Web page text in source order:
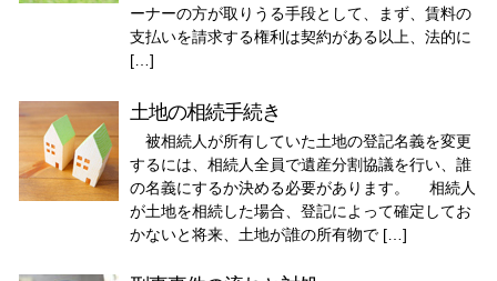
ーナーの方が取りうる手段として、まず、賃料の
支払いを請求する権利は契約がある以上、法的に
[…]
土地の相続手続き
被相続人が所有していた土地の登記名義を変更
するには、相続人全員で遺産分割協議を行い、誰
の名義にするか決める必要があります。 相続人
が土地を相続した場合、登記によって確定してお
かないと将来、土地が誰の所有物で […]